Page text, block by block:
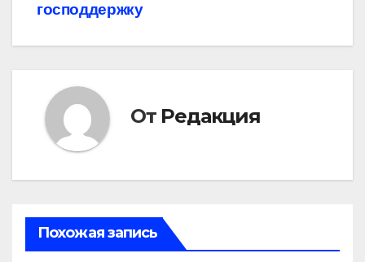
господдержку
От Редакция
Похожая запись